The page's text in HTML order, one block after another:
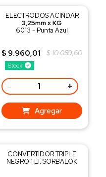
Stock
ELECTRODOS ACINDAR
3,25mm x KG
6013 - Punta Azul
$ 9.960,01 $ 10.059,60
- +
Agregar
CONVERTIDOR TRIPLE
NEGRO 1 LT. SORBALOK